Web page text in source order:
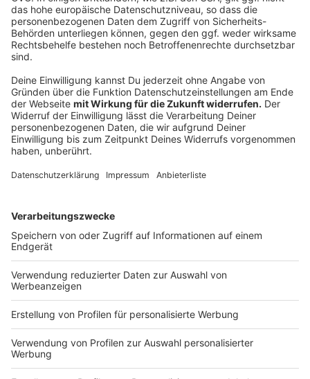
weiterhin eingehalten werden müssen. Das Ziel, die
sozialen Kontakte zu anderen Menschen außerhalb
des eigenen Hausstandes auf ein Minimum zu
reduzieren, um besonders gefährdete
Personengruppen zu schützen, steht hinter allen
Maßnahmen. Diese Zielsetzung gilt auch im
öffentlichen Raum bei schönem Wetter – in Parks,
in Wäldern, auf Plätzen. Die Regelung gilt auch in
Geschäftsstraßen und Fußgängerzonen. Die
Krisenstäbe bitten weiterhin um solidarisches
Verhalten. Nachdrücklich wird darauf hingewiesen,
Wäldern zu verhalten und rücksichtsvoll Brutzeiten
zu beachten. Appell: Bleiben Sie auf den Wegen!
- Infos zu aktuellen Entwicklungen: Die Arbeit der
Krisenstäbe ist ausgerichtet an den Erlassen und
Entscheidungen der Landesregierung. Die Seiten
der NRW-Staatskanzlei (www.land.nrw/corona),
des NRW-Ministeriums für Arbeit, Gesundheit und
Soziales (www.mags.nrw.de) und des NRW-
Ministeriums für Kinder, Familie, Flüchtlinge und
Integration (www.mkffi.nrw.de) geben weitere